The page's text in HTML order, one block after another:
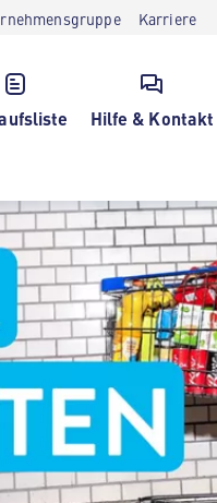
Karriere
Hilfe & Kontakt